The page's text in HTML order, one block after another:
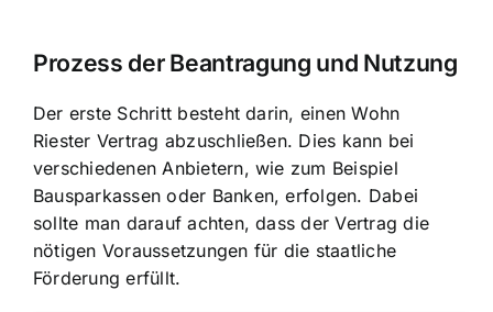
Prozess der Beantragung und Nutzung
Der erste Schritt besteht darin, einen Wohn
Riester Vertrag abzuschließen. Dies kann bei
verschiedenen Anbietern, wie zum Beispiel
Bausparkassen oder Banken, erfolgen. Dabei
sollte man darauf achten, dass der Vertrag die
nötigen Voraussetzungen für die staatliche
Förderung erfüllt.